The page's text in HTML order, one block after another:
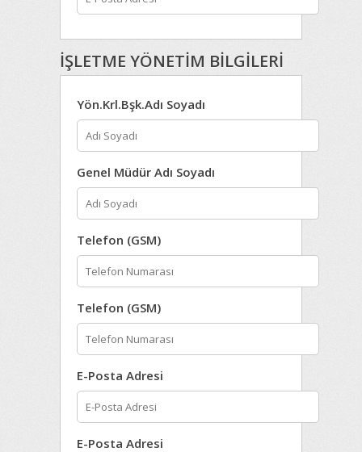
İŞLETME YÖNETİM BİLGİLERİ
Yön.Krl.Bşk.Adı Soyadı
Genel Müdür Adı Soyadı
Telefon (GSM)
Telefon (GSM)
E-Posta Adresi
E-Posta Adresi